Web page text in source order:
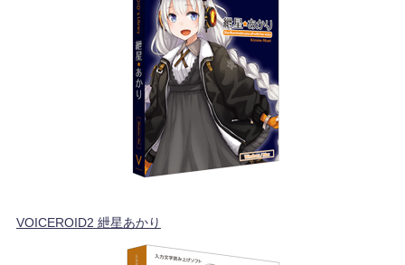
VOICEROID2 紲星あかり